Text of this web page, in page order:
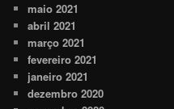
maio 2021
abril 2021
março 2021
fevereiro 2021
janeiro 2021
dezembro 2020